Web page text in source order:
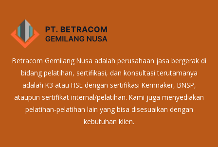
Betracom Gemilang Nusa adalah perusahaan jasa bergerak di
bidang pelatihan, sertifikasi, dan konsultasi terutamanya
adalah K3 atau HSE dengan sertifikasi Kemnaker, BNSP,
ataupun sertifikat internal/pelatihan. Kami juga menyediakan
pelatihan-pelatihan lain yang bisa disesuaikan dengan
kebutuhan klien.